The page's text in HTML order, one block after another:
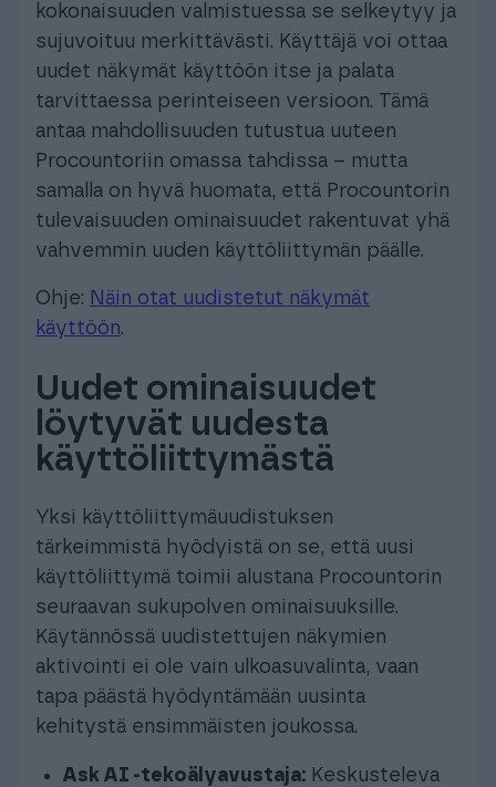
kokonaisuuden valmistuessa se selkeytyy ja
sujuvoituu merkittävästi. Käyttäjä voi ottaa
uudet näkymät käyttöön itse ja palata
tarvittaessa perinteiseen versioon. Tämä
antaa mahdollisuuden tutustua uuteen
Procountoriin omassa tahdissa – mutta
samalla on hyvä huomata, että Procountorin
tulevaisuuden ominaisuudet rakentuvat yhä
vahvemmin uuden käyttöliittymän päälle.
Ohje: Näin otat uudistetut näkymät
käyttöön.
Uudet ominaisuudet
löytyvät uudesta
käyttöliittymästä
Yksi käyttöliittymäuudistuksen
tärkeimmistä hyödyistä on se, että uusi
käyttöliittymä toimii alustana Procountorin
seuraavan sukupolven ominaisuuksille.
Käytännössä uudistettujen näkymien
aktivointi ei ole vain ulkoasuvalinta, vaan
tapa päästä hyödyntämään uusinta
kehitystä ensimmäisten joukossa.
Ask AI -tekoälyavustaja: Keskusteleva